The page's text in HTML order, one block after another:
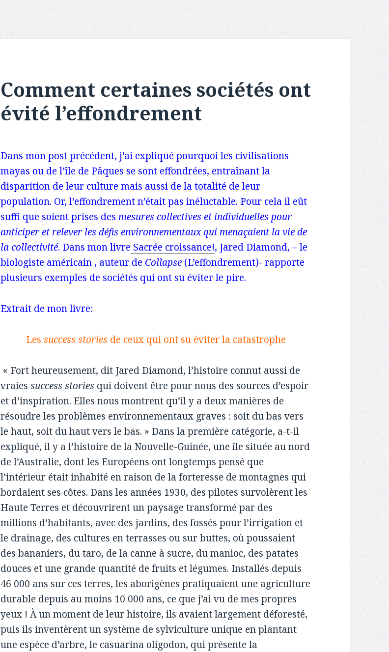
Comment certaines sociétés ont
évité l’effondrement
Dans mon post précédent, j’ai expliqué pourquoi les civilisations
mayas ou de l’île de Pâques se sont effondrées, entraînant la
disparition de leur culture mais aussi de la totalité de leur
population. Or, l’effondrement n’était pas inéluctable. Pour cela il eût
suffi que soient prises des mesures collectives et individuelles pour
anticiper et relever les défis environnementaux qui menaçaient la vie de
la collectivité. Dans mon livre Sacrée croissance!, Jared Diamond, – le
biologiste américain , auteur de Collapse (L’effondrement)- rapporte
plusieurs exemples de sociétés qui ont su éviter le pire.
Extrait de mon livre:
Lessuccess stories de ceux qui ont su éviter la catastrophe
« Fort heureusement, dit Jared Diamond, l’histoire connut aussi de
vraiessuccess stories qui doivent être pour nous des sources d’espoir
et d’inspiration. Elles nous montrent qu’il y a deux manières de
résoudre les problèmes environnementaux graves : soit du bas vers
le haut, soit du haut vers le bas. » Dans la première catégorie, a-t-il
expliqué, il y a l’histoire de la Nouvelle-Guinée, une île située au nord
de l’Australie, dont les Européens ont longtemps pensé que
l’intérieur était inhabité en raison de la forteresse de montagnes qui
bordaient ses côtes. Dans les années 1930, des pilotes survolèrent les
Haute Terres et découvrirent un paysage transformé par des
millions d’habitants, avec des jardins, des fossés pour l’irrigation et
le drainage, des cultures en terrasses ou sur buttes, où poussaient
des bananiers, du taro, de la canne à sucre, du manioc, des patates
douces et une grande quantité de fruits et légumes. Installés depuis
46 000 ans sur ces terres, les aborigènes pratiquaient une agriculture
durable depuis au moins 10 000 ans, ce que j’ai vu de mes propres
yeux ! À un moment de leur histoire, ils avaient largement déforesté,
puis ils inventèrent un système de sylviculture unique en plantant
une espèce d’arbre, le casuarina oligodon, qui présente la